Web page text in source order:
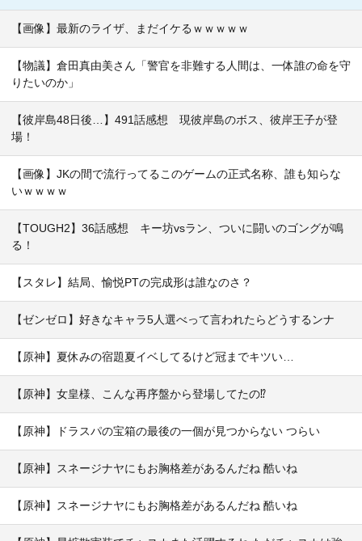
【画像】最新のライザ、まだイケるｗｗｗｗｗ
【物議】倉田真由美さん「警官を非難する人間は、一体誰の命を守
りたいのか」
【彼岸島48日後…】491話感想 現彼岸島のボス、彼岸王子が登
場！
【画像】JKの間で流行ってるこのゲームの正式名称、誰も知らな
いｗｗｗｗ
【TOUGH2】36話感想 キー坊vsラン、ついに闘いのゴングが鳴
る！
【スタレ】結局、愉悦PTの完成形は誰なのさ？
【ゼンゼロ】好きなキャラ5人選べって言われたらどうするンナ
【原神】夏休みの宿題夏イベしてるけど冠までキツい…
【原神】女皇様、こんな再序盤から登場してたの⁉
【原神】ドラスパの宝箱の最後の一個が見つからない つらい
【原神】スネージナヤにもお胸格差があるんだね 酷いね
【原神】スネージナヤにもお胸格差があるんだね 酷いね